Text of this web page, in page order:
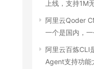
上线，支持1M
阿里云Qoder
一个是国内，
阿里云百炼CLI
Agent支持功能